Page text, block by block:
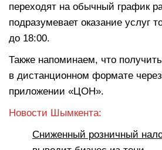
переходят на обычный график
подразумевает оказание услуг
до 18:00.
Также напоминаем, что
в дистанционном формате
приложении «ЦОН».
Новости Шымкента:
Сниженный розничный